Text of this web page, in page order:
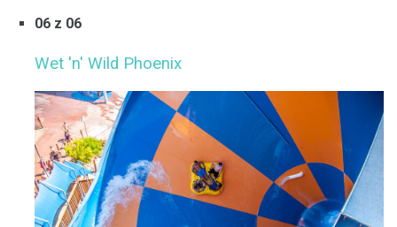
06 z 06
Wet 'n' Wild Phoenix